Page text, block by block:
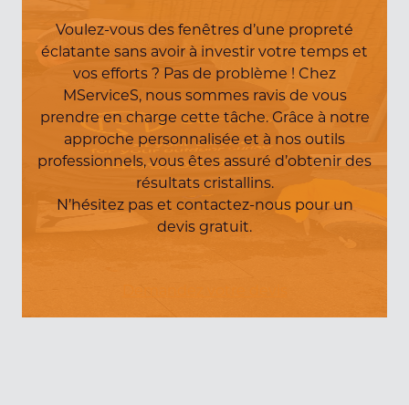
Voulez-vous des fenêtres d’une propreté
éclatante sans avoir à investir votre temps et
vos efforts ? Pas de problème ! Chez
MServiceS, nous sommes ravis de vous
prendre en charge cette tâche. Grâce à notre
approche personnalisée et à nos outils
professionnels, vous êtes assuré d’obtenir des
résultats cristallins.
N’hésitez pas et contactez-nous pour un
devis gratuit.